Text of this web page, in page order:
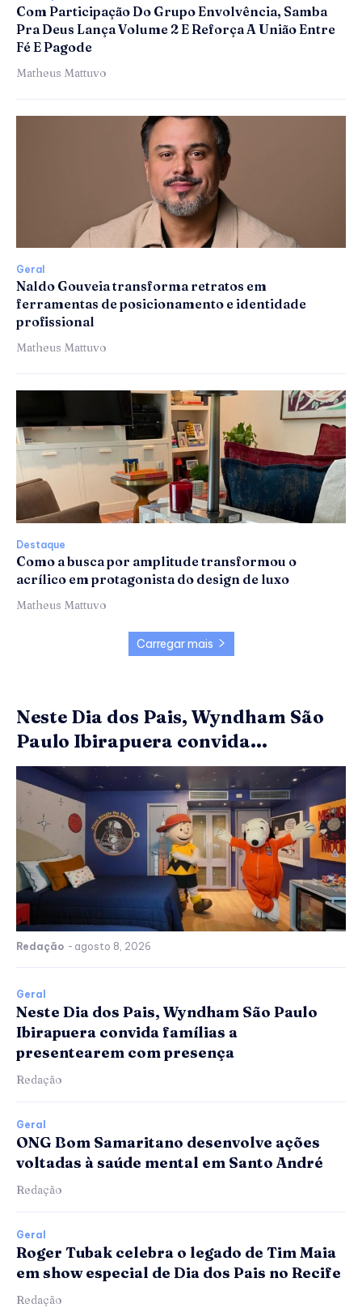
Com Participação Do Grupo Envolvência, Samba
Pra Deus Lança Volume 2 E Reforça A União Entre
Fé E Pagode
Matheus Mattuvo
Geral
Naldo Gouveia transforma retratos em
ferramentas de posicionamento e identidade
profissional
Matheus Mattuvo
Destaque
Como a busca por amplitude transformou o
acrílico em protagonista do design de luxo
Matheus Mattuvo
Carregar mais
Neste Dia dos Pais, Wyndham São
Paulo Ibirapuera convida...
Redação - agosto 8, 2026
Geral
Neste Dia dos Pais, Wyndham São Paulo
Ibirapuera convida famílias a
presentearem com presença
Redação
Geral
ONG Bom Samaritano desenvolve ações
voltadas à saúde mental em Santo André
Redação
Geral
Roger Tubak celebra o legado de Tim Maia
em show especial de Dia dos Pais no Recife
Redação